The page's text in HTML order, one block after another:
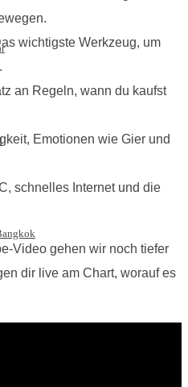
Mai
wichtigste Werkzeug, um
an Regeln, wann du kaufst
Emotionen wie Gier und
schnelles Internet und die
Video gehen wir noch tiefer
dir live am Chart, worauf es